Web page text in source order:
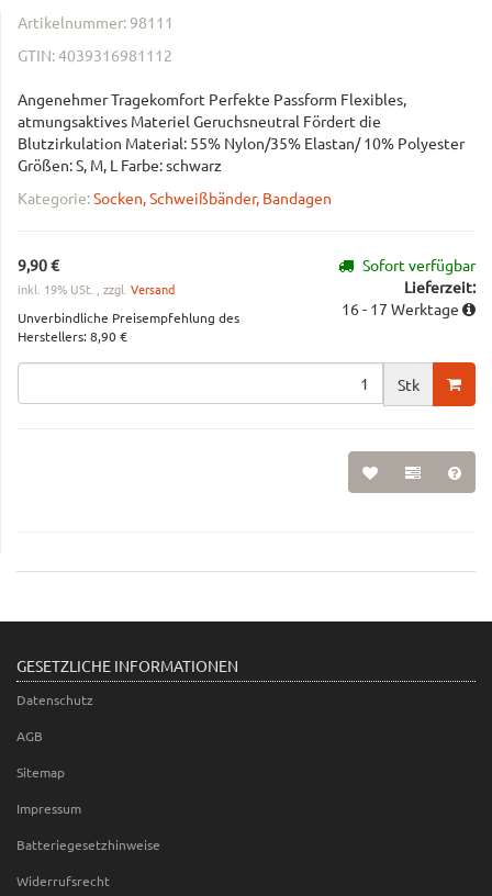
Artikelnummer: 98111
GTIN:4039316981112
Angenehmer Tragekomfort Perfekte Passform Flexibles,
atmungsaktives Materiel Geruchsneutral Fördert die
Blutzirkulation Material: 55% Nylon/35% Elastan/ 10% Polyester
Größen: S, M, L Farbe: schwarz
Kategorie:Socken, Schweißbänder, Bandagen
9,90 €
inkl. 19% USt. , zzgl. Versand
Unverbindliche Preisempfehlung des
Herstellers:8,90 €
Sofort verfügbar
Lieferzeit:
16 - 17 Werktage
Stk
GESETZLICHE INFORMATIONEN
Datenschutz
AGB
Sitemap
Impressum
Batteriegesetzhinweise
Widerrufsrecht